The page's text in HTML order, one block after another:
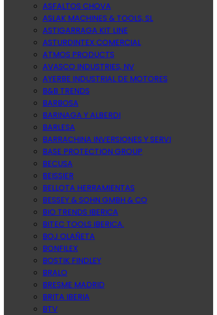
ASFALTOS CHOVA
ASLAK MACHINES & TOOLS, SL
ASTIGARRAGA KIT LINE
ASTURDINTEX COMERCIAL
ATMOS PRODUCTS
AVASCO INDUSTRIES, NV
AYERBE INDUSTRIAL DE MOTORES
B&B TRENDS
BARBOSA
BARINAGA Y ALBERDI
BARLESA
BARRACHINA INVERSIONES Y SERVI
BASE PROTECTION GROUP
BECUSA
BEISSIER
BELLOTA HERRAMIENTAS
BESSEY & SOHN GMBH & CO
BIO TRENDS IBERICA
BITEC TOOLS IBERICA.
BOJ OLAÑETA
BONFILEX
BOSTIK FINDLEY
BRALO
BRESME MADRID
BRITA IBERIA
BTV